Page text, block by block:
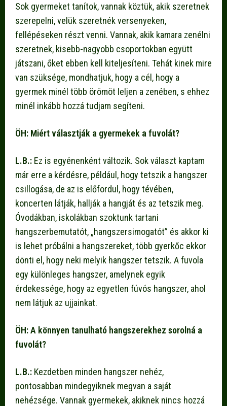
Sok gyermeket tanítok, vannak köztük, akik szeretnek
szerepelni, velük szeretnék versenyeken,
fellépéseken részt venni. Vannak, akik kamara zenélni
szeretnek, kisebb-nagyobb csoportokban együtt
játszani, őket ebben kell kiteljesíteni. Tehát kinek mire
van szüksége, mondhatjuk, hogy a cél, hogy a
gyermek minél több örömöt leljen a zenében, s ehhez
minél inkább hozzá tudjam segíteni.
ÖH: Miért választják a gyermekek a fuvolát?
L.B.: Ez is egyénenként változik. Sok választ kaptam
már erre a kérdésre, például, hogy tetszik a hangszer
csillogása, de az is előfordul, hogy tévében,
koncerten látják, hallják a hangját és az tetszik meg.
Óvodákban, iskolákban szoktunk tartani
hangszerbemutatót, „hangszersimogatót” és akkor ki
is lehet próbálni a hangszereket, több gyerkőc ekkor
dönti el, hogy neki melyik hangszer tetszik. A fuvola
egy különleges hangszer, amelynek egyik
érdekessége, hogy az egyetlen fúvós hangszer, ahol
nem látjuk az ujjainkat.
ÖH: A könnyen tanulható hangszerekhez sorolná a
fuvolát?
L.B.: Kezdetben minden hangszer nehéz,
pontosabban mindegyiknek megvan a saját
nehézsége. Vannak gyermekek, akiknek nincs hozzá